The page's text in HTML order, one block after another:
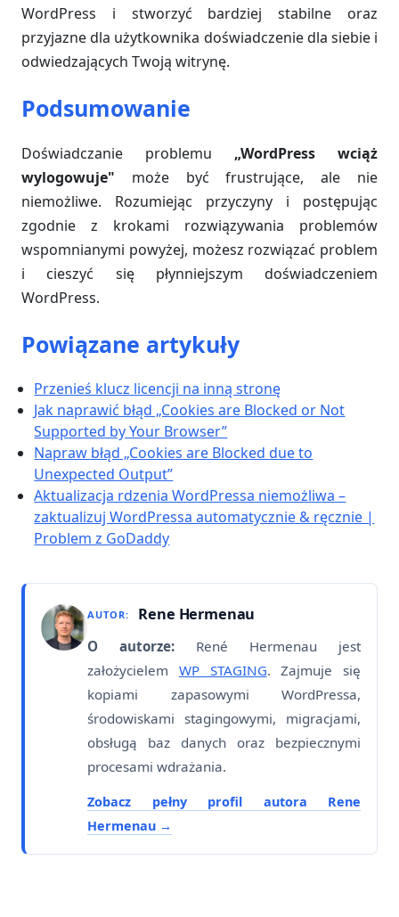
WordPress i stworzyć bardziej stabilne oraz
przyjazne dla użytkownika doświadczenie dla siebie i
odwiedzających Twoją witrynę.
Podsumowanie
Doświadczanie problemu „WordPress wciąż
wylogowuje" może być frustrujące, ale nie
niemożliwe. Rozumiejąc przyczyny i postępując
zgodnie z krokami rozwiązywania problemów
wspomnianymi powyżej, możesz rozwiązać problem
i cieszyć się płynniejszym doświadczeniem
WordPress.
Powiązane artykuły
Przenieś klucz licencji na inną stronę
Jak naprawić błąd „Cookies are Blocked or Not
Supported by Your Browser”
Napraw błąd „Cookies are Blocked due to
Unexpected Output”
Aktualizacja rdzenia WordPressa niemożliwa –
zaktualizuj WordPressa automatycznie & ręcznie |
Problem z GoDaddy
AUTOR: Rene Hermenau
O autorze: René Hermenau jest
założycielem WP STAGING. Zajmuje się
kopiami zapasowymi WordPressa,
środowiskami stagingowymi, migracjami,
obsługą baz danych oraz bezpiecznymi
procesami wdrażania.
Zobacz pełny profil autora Rene
Hermenau